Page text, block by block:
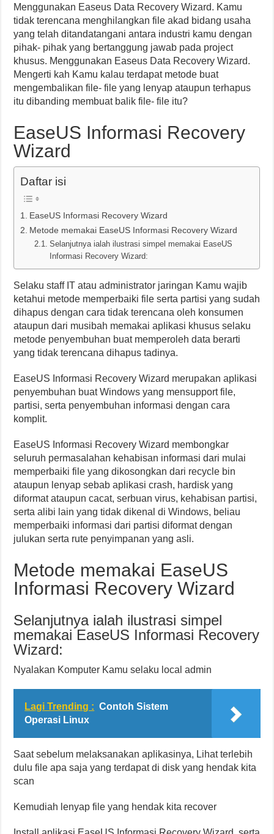
Menggunakan Easeus Data Recovery Wizard. Kamu
tidak terencana menghilangkan file akad bidang usaha
yang telah ditandatangani antara industri kamu dengan
pihak- pihak yang bertanggung jawab pada project
khusus. Menggunakan Easeus Data Recovery Wizard.
Mengerti kah Kamu kalau terdapat metode buat
mengembalikan file- file yang lenyap ataupun terhapus
itu dibanding membuat balik file- file itu?
EaseUS Informasi Recovery
Wizard
Daftar isi
EaseUS Informasi Recovery Wizard
Metode memakai EaseUS Informasi Recovery Wizard
Selanjutnya ialah ilustrasi simpel memakai EaseUS
Informasi Recovery Wizard:
Selaku staff IT atau administrator jaringan Kamu wajib
ketahui metode memperbaiki file serta partisi yang sudah
dihapus dengan cara tidak terencana oleh konsumen
ataupun dari musibah memakai aplikasi khusus selaku
metode penyembuhan buat memperoleh data berarti
yang tidak terencana dihapus tadinya.
EaseUS Informasi Recovery Wizard merupakan aplikasi
penyembuhan buat Windows yang mensupport file,
partisi, serta penyembuhan informasi dengan cara
komplit.
EaseUS Informasi Recovery Wizard membongkar
seluruh permasalahan kehabisan informasi dari mulai
memperbaiki file yang dikosongkan dari recycle bin
ataupun lenyap sebab aplikasi crash, hardisk yang
diformat ataupun cacat, serbuan virus, kehabisan partisi,
serta alibi lain yang tidak dikenal di Windows, beliau
memperbaiki informasi dari partisi diformat dengan
julukan serta rute penyimpanan yang asli.
Metode memakai EaseUS
Informasi Recovery Wizard
Selanjutnya ialah ilustrasi simpel
memakai EaseUS Informasi Recovery
Wizard:
Nyalakan Komputer Kamu selaku local admin
Lagi Trending : Contoh Sistem
Operasi Linux
Saat sebelum melaksanakan aplikasinya, Lihat terlebih
dulu file apa saja yang terdapat di disk yang hendak kita
scan
Kemudiah lenyap file yang hendak kita recover